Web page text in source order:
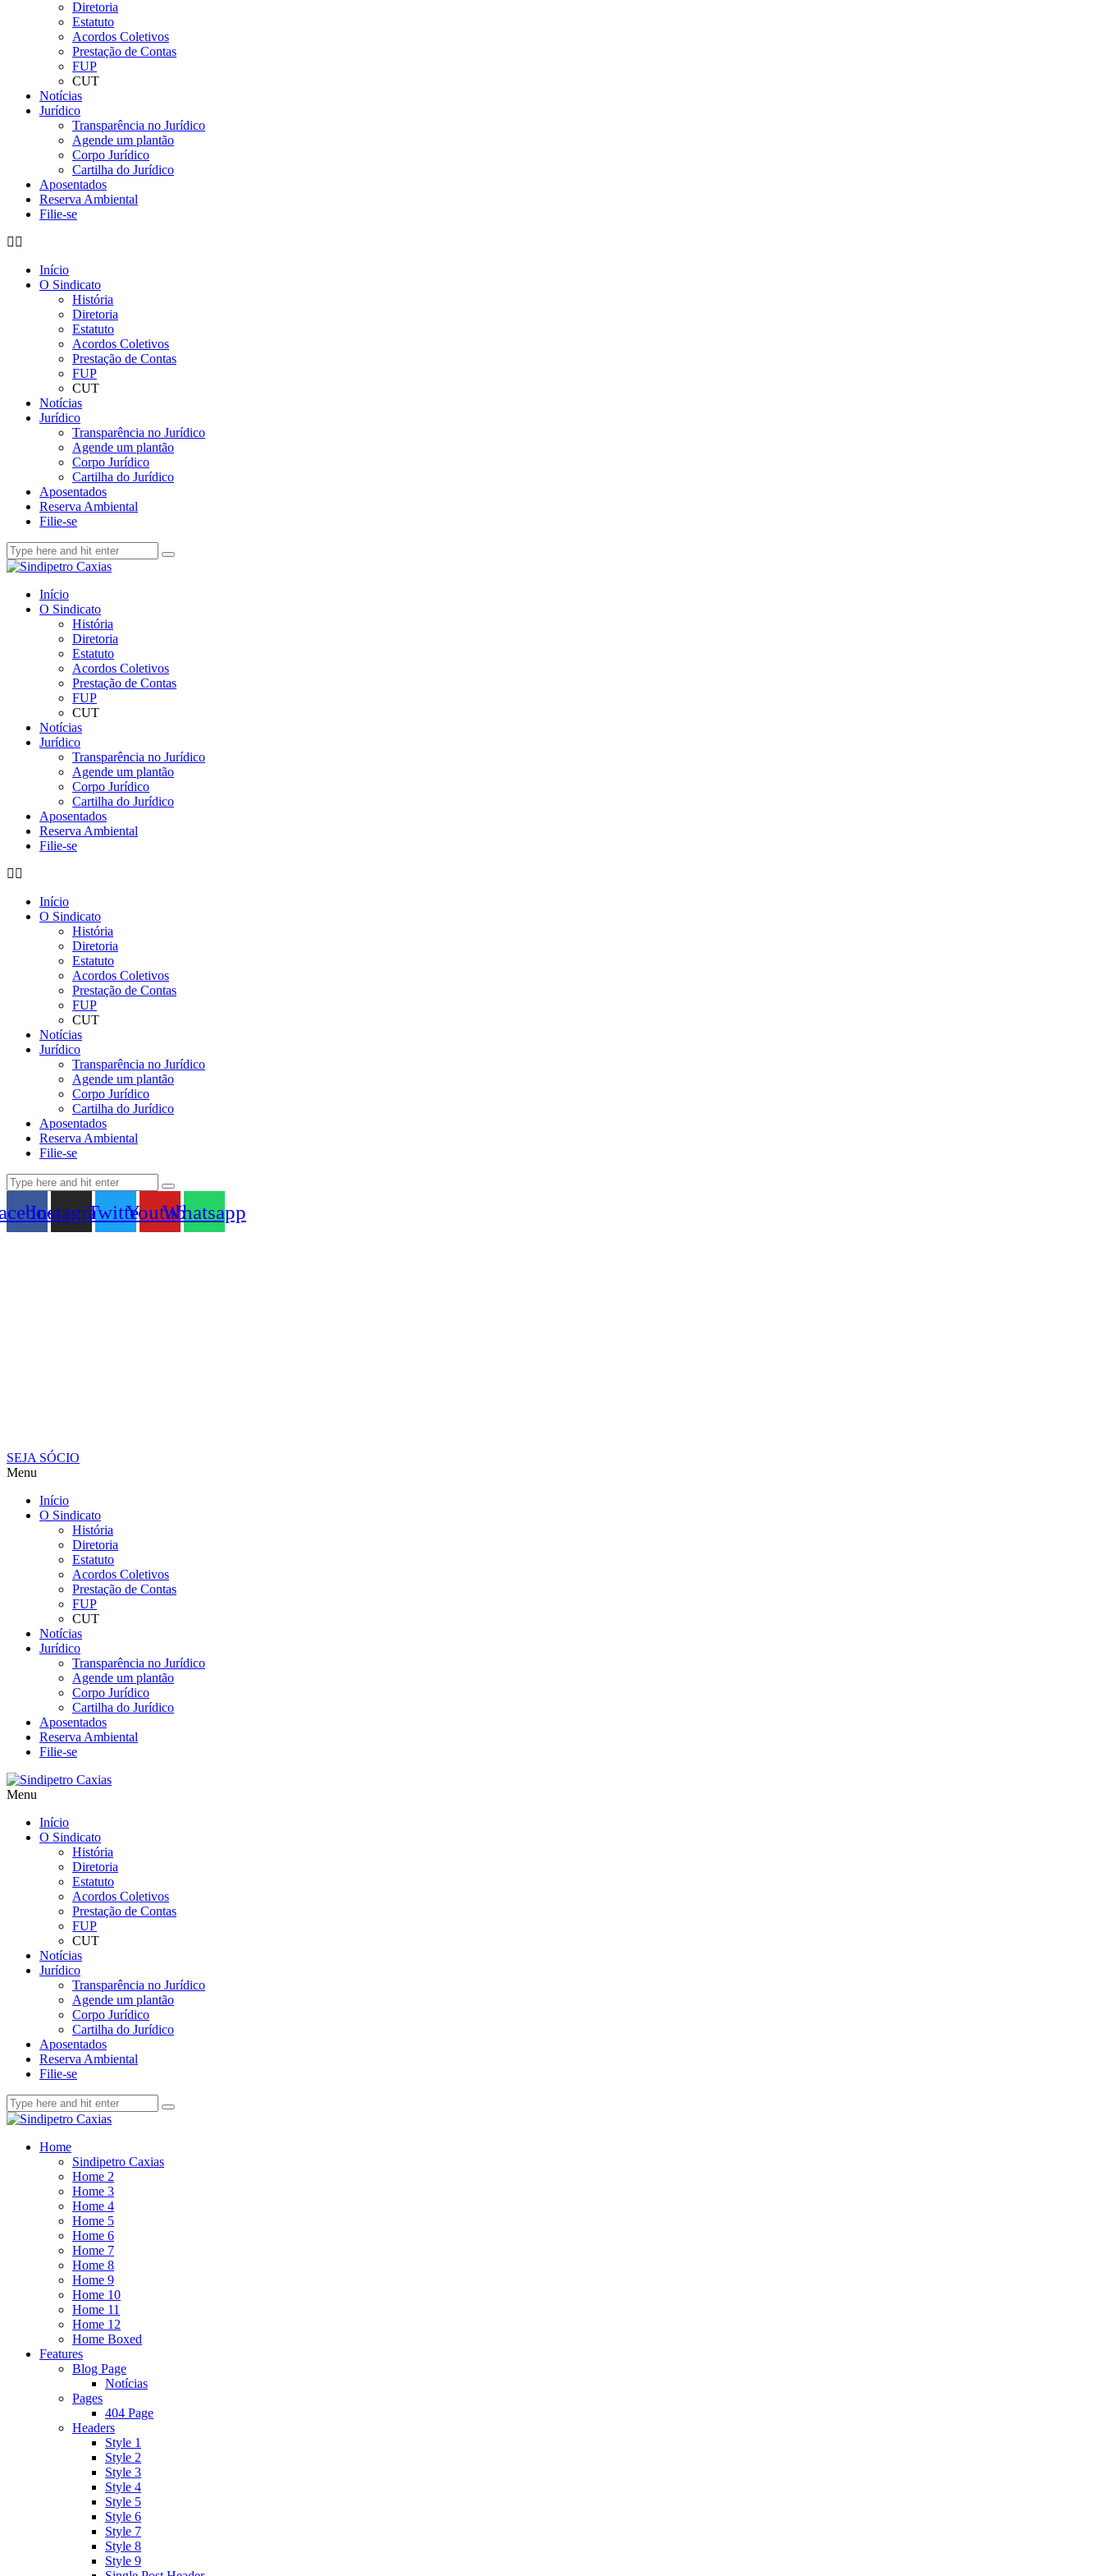
Diretoria
Estatuto
Acordos Coletivos
Prestação de Contas
FUP
CUT
Notícias
Jurídico
Transparência no Jurídico
Agende um plantão
Corpo Jurídico
Cartilha do Jurídico
Aposentados
Reserva Ambiental
Filie-se
Início
O Sindicato
História
Diretoria
Estatuto
Acordos Coletivos
Prestação de Contas
FUP
CUT
Notícias
Jurídico
Transparência no Jurídico
Agende um plantão
Corpo Jurídico
Cartilha do Jurídico
Aposentados
Reserva Ambiental
Filie-se
Início
O Sindicato
História
Diretoria
Estatuto
Acordos Coletivos
Prestação de Contas
FUP
CUT
Notícias
Jurídico
Transparência no Jurídico
Agende um plantão
Corpo Jurídico
Cartilha do Jurídico
Aposentados
Reserva Ambiental
Filie-se
Início
O Sindicato
História
Diretoria
Estatuto
Acordos Coletivos
Prestação de Contas
FUP
CUT
Notícias
Jurídico
Transparência no Jurídico
Agende um plantão
Corpo Jurídico
Cartilha do Jurídico
Aposentados
Reserva Ambiental
Filie-se
InstagramTwitterYoutubeWhatsapp
SEJA SÓCIO
Menu
Início
O Sindicato
História
Diretoria
Estatuto
Acordos Coletivos
Prestação de Contas
FUP
CUT
Notícias
Jurídico
Transparência no Jurídico
Agende um plantão
Corpo Jurídico
Cartilha do Jurídico
Aposentados
Reserva Ambiental
Filie-se
Menu
Início
O Sindicato
História
Diretoria
Estatuto
Acordos Coletivos
Prestação de Contas
FUP
CUT
Notícias
Jurídico
Transparência no Jurídico
Agende um plantão
Corpo Jurídico
Cartilha do Jurídico
Aposentados
Reserva Ambiental
Filie-se
Home
Sindipetro Caxias
Home 2
Home 3
Home 4
Home 5
Home 6
Home 7
Home 8
Home 9
Home 10
Home 11
Home 12
Home Boxed
Features
Blog Page
Notícias
Pages
404 Page
Headers
Style 1
Style 2
Style 3
Style 4
Style 5
Style 6
Style 7
Style 8
Style 9